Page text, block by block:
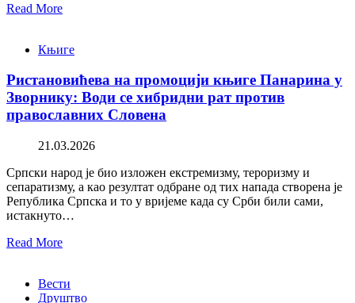
Read More
Књиге
Ристановићева на промоцији књиге Панарина у
Зворнику: Води се хибридни рат против
православних Словена
21.03.2026
Српски народ је био изложен екстремизму, тероризму и
сепаратизму, а као резултат одбране од тих напада створена је
Република Српска и то у вријеме када су Срби били сами,
истакнуто…
Read More
Вести
Друштво